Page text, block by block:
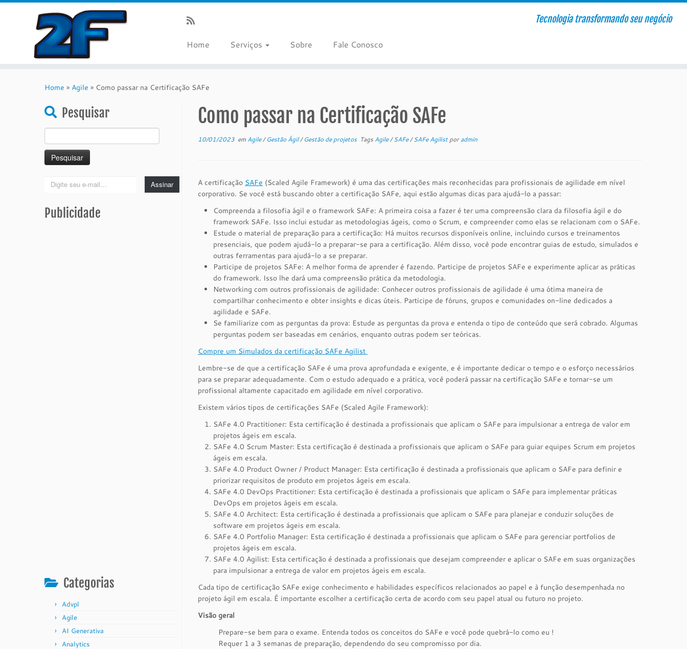
Tecnologia transformando seu negócio
Home Serviços Sobre Fale Conosco
Home » Agile » Como passar na Certificação SAFe
Pesquisar
por:
Digite
mail…
Assinar
Publicidade
Categorias
Advpl
Agile
AI Generativa
Analytics
Como passar na Certificação SAFe
10/01/2023 em Agile/Gestão Ágil/Gestão de projetos Tags Agile/SAFe/SAFe Agilistporadmin
A certificação SAFe (Scaled Agile Framework) é uma das certificações mais reconhecidas para profissionais de agilidade em nível
corporativo. Se você está buscando obter a certificação SAFe, aqui estão algumas dicas para ajudá-lo a passar:
Compreenda a filosofia ágil e o framework SAFe: A primeira coisa a fazer é ter uma compreensão clara da filosofia ágil e do
framework SAFe. Isso inclui estudar as metodologias ágeis, como o Scrum, e compreender como elas se relacionam com o SAFe.
Estude o material de preparação para a certificação: Há muitos recursos disponíveis online, incluindo cursos e treinamentos
presenciais, que podem ajudá-lo a preparar-se para a certificação. Além disso, você pode encontrar guias de estudo, simulados e
outras ferramentas para ajudá-lo a se preparar.
Participe de projetos SAFe: A melhor forma de aprender é fazendo. Participe de projetos SAFe e experimente aplicar as práticas
do framework. Isso lhe dará uma compreensão prática da metodologia.
Networking com outros profissionais de agilidade: Conhecer outros profissionais de agilidade é uma ótima maneira de
compartilhar conhecimento e obter insights e dicas úteis. Participe de fóruns, grupos e comunidades on-line dedicados a
agilidade e SAFe.
Se familiarize com as perguntas da prova: Estude as perguntas da prova e entenda o tipo de conteúdo que será cobrado. Algumas
perguntas podem ser baseadas em cenários, enquanto outras podem ser teóricas.
Compre um Simulados da certificação SAFe Agilist
Lembre-se de que a certificação SAFe é uma prova aprofundada e exigente, e é importante dedicar o tempo e o esforço necessários
para se preparar adequadamente. Com o estudo adequado e a prática, você poderá passar na certificação SAFe e tornar-se um
profissional altamente capacitado em agilidade em nível corporativo.
Existem vários tipos de certificações SAFe (Scaled Agile Framework):
SAFe 4.0 Practitioner: Esta certificação é destinada a profissionais que aplicam o SAFe para impulsionar a entrega de valor em
projetos ágeis em escala.
SAFe 4.0 Scrum Master: Esta certificação é destinada a profissionais que aplicam o SAFe para guiar equipes Scrum em projetos
ágeis em escala.
SAFe 4.0 Product Owner / Product Manager: Esta certificação é destinada a profissionais que aplicam o SAFe para definir e
priorizar requisitos de produto em projetos ágeis em escala.
SAFe 4.0 DevOps Practitioner: Esta certificação é destinada a profissionais que aplicam o SAFe para implementar práticas
DevOps em projetos ágeis em escala.
SAFe 4.0 Architect: Esta certificação é destinada a profissionais que aplicam o SAFe para planejar e conduzir soluções de
software em projetos ágeis em escala.
SAFe 4.0 Portfolio Manager: Esta certificação é destinada a profissionais que aplicam o SAFe para gerenciar portfolios de
projetos ágeis em escala.
SAFe 4.0 Agilist: Esta certificação é destinada a profissionais que desejam compreender e aplicar o SAFe em suas organizações
para impulsionar a entrega de valor em projetos ágeis em escala.
Cada tipo de certificação SAFe exige conhecimento e habilidades específicos relacionados ao papel e à função desempenhada no
projeto ágil em escala. É importante escolher a certificação certa de acordo com seu papel atual ou futuro no projeto.
Visão geral
Prepare-se bem para o exame. Entenda todos os conceitos do SAFe e você pode quebrá-lo como eu !
Requer 1 a 3 semanas de preparação, dependendo do seu compromisso por dia.